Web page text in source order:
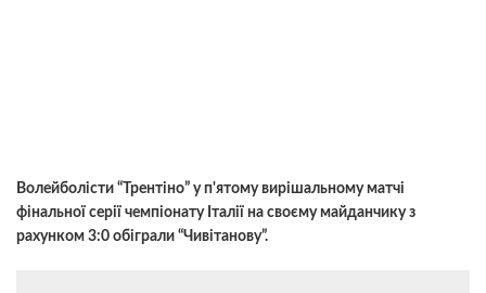
Волейболісти “Трентіно” у п'ятому вирішальному матчі
фінальної серії чемпіонату Італії на своєму майданчику з
рахунком 3:0 обіграли “Чивітанову”.